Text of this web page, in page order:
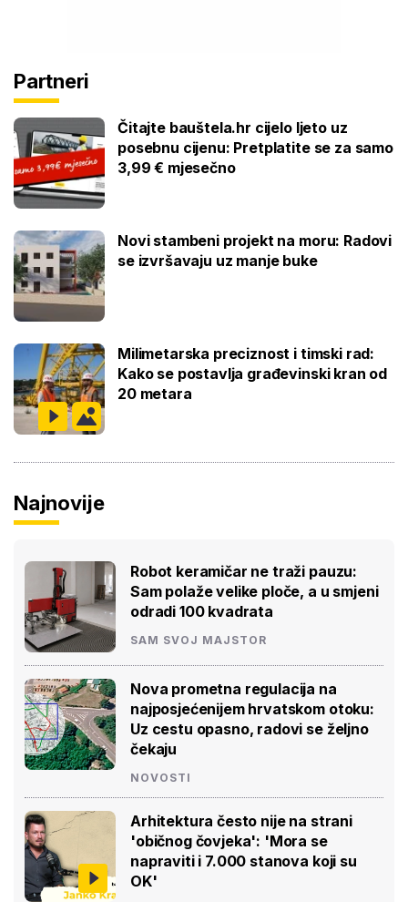
Partneri
Čitajte bauštela.hr cijelo ljeto uz
posebnu cijenu: Pretplatite se za samo
3,99 € mjesečno
Novi stambeni projekt na moru: Radovi
se izvršavaju uz manje buke
Milimetarska preciznost i timski rad:
Kako se postavlja građevinski kran od
20 metara
Najnovije
Robot keramičar ne traži pauzu:
Sam polaže velike ploče, a u smjeni
odradi 100 kvadrata
SAM SVOJ MAJSTOR
Nova prometna regulacija na
najposjećenijem hrvatskom otoku:
Uz cestu opasno, radovi se željno
čekaju
NOVOSTI
Arhitektura često nije na strani
'običnog čovjeka': 'Mora se
napraviti i 7.000 stanova koji su
OK'